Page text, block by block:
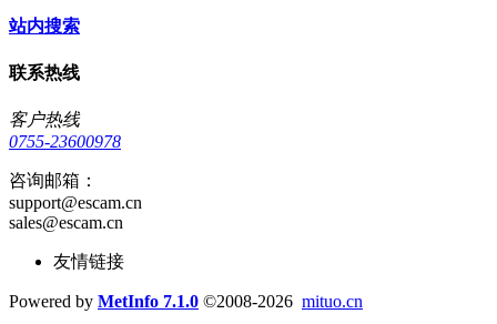
站内搜索
联系热线
客户热线
0755-23600978
咨询邮箱：
support@escam.cn
sales@escam.cn
友情链接
Powered by MetInfo 7.1.0 ©2008-2026 mituo.cn